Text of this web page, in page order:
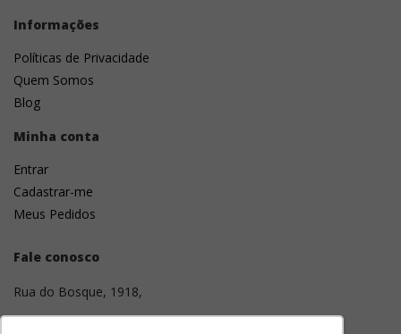
Informações
Políticas de Privacidade
Quem Somos
Blog
Minha conta
Entrar
Cadastrar-me
Meus Pedidos
Fale conosco
Rua do Bosque, 1918,
01136-001